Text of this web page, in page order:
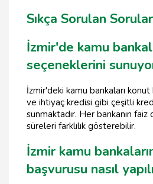
Sıkça Sorulan Sorular
İzmir'de kamu
seçeneklerini
İzmir'deki kamu bankaları
ve ihtiyaç kredisi gibi çeşitli
sunmaktadır. Her bankanın faiz
süreleri farklılık gösterebilir.
İzmir kamu
başvurusu nasıl